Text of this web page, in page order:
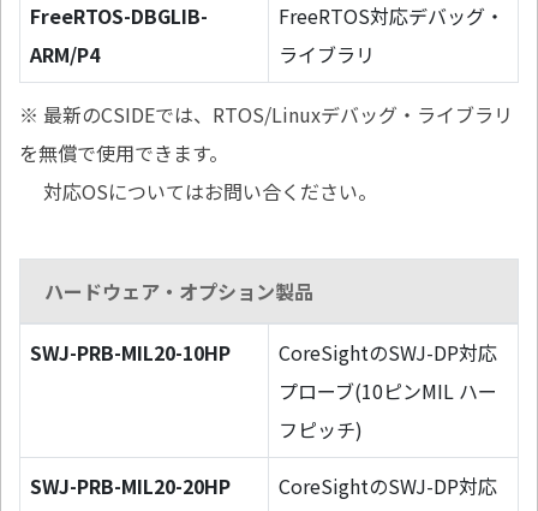
FreeRTOS-DBGLIB-
ARM/P4
FreeRTOS対応デバッグ・
ライブラリ
※ 最新のCSIDEでは、RTOS/Linuxデバッグ・ライブラリ
を無償で使用できます。
対応OSについてはお問い合ください。
ハードウェア・オプション製品
SWJ-PRB-MIL20-10HP
CoreSightのSWJ-DP対応
プローブ(10ピンMIL ハー
フピッチ)
SWJ-PRB-MIL20-20HP
CoreSightのSWJ-DP対応